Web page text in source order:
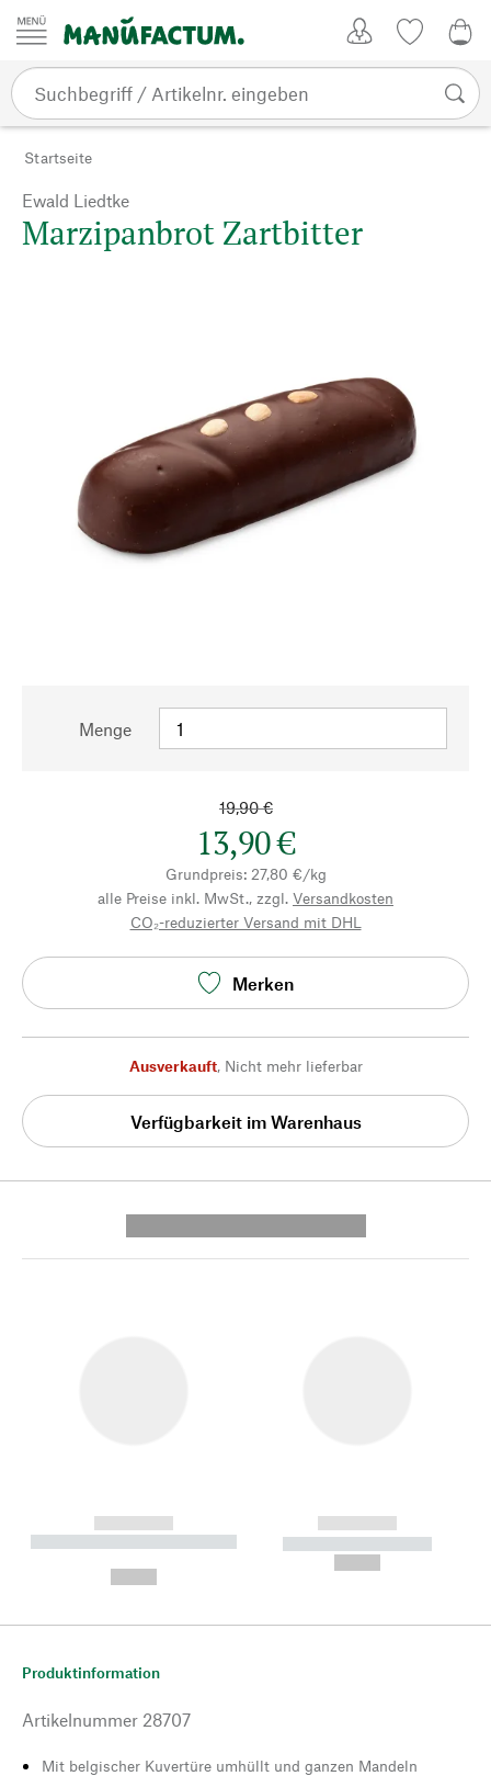
Zum Inhalt springen
Startseite
Ewald Liedtke
Marzipanbrot Zartbitter
Menge
19,90 €
13,90 €
Grundpreis: 27,80 €/kg
alle Preise inkl. MwSt., zzgl. Versandkosten
CO₂-reduzierter Versand mit DHL
Merken
Ausverkauft, Nicht mehr lieferbar
Verfügbarkeit im Warenhaus
------------
----------- ----------- --------
------------
----------- -----------
Produktinformation
Artikelnummer 28707
Mit belgischer Kuvertüre umhüllt und ganzen Mandeln